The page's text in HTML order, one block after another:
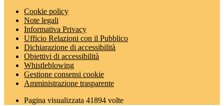
Cookie policy
Note legali
Informativa Privacy
Ufficio Relazioni con il Pubblico
Dichiarazione di accessibilità
Obiettivi di accessibilità
Whistleblowing
Gestione consensi cookie
Amministrazione trasparente
Pagina visualizzata 41894 volte